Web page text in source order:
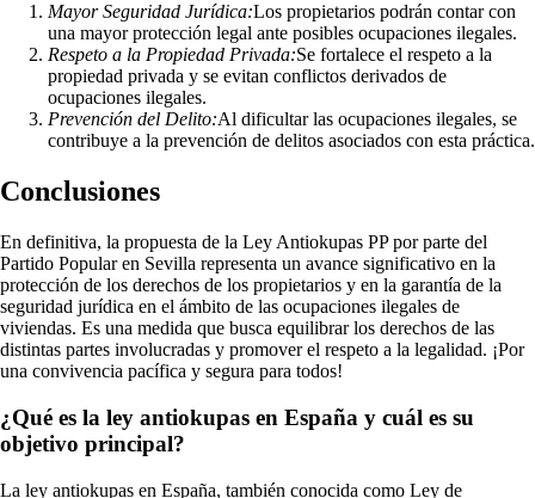
Mayor Seguridad Jurídica:Los propietarios podrán contar con
una mayor protección legal ante posibles ocupaciones ilegales.
Respeto a la Propiedad Privada:Se fortalece el respeto a la
propiedad privada y se evitan conflictos derivados de
ocupaciones ilegales.
Prevención del Delito:Al dificultar las ocupaciones ilegales, se
contribuye a la prevención de delitos asociados con esta práctica.
Conclusiones
En definitiva, la propuesta de la Ley Antiokupas PP por parte del
Partido Popular en Sevilla representa un avance significativo en la
protección de los derechos de los propietarios y en la garantía de la
seguridad jurídica en el ámbito de las ocupaciones ilegales de
viviendas. Es una medida que busca equilibrar los derechos de las
distintas partes involucradas y promover el respeto a la legalidad. ¡Por
una convivencia pacífica y segura para todos!
¿Qué es la ley antiokupas en España y cuál es su
objetivo principal?
La ley antiokupas en España, también conocida como Ley de